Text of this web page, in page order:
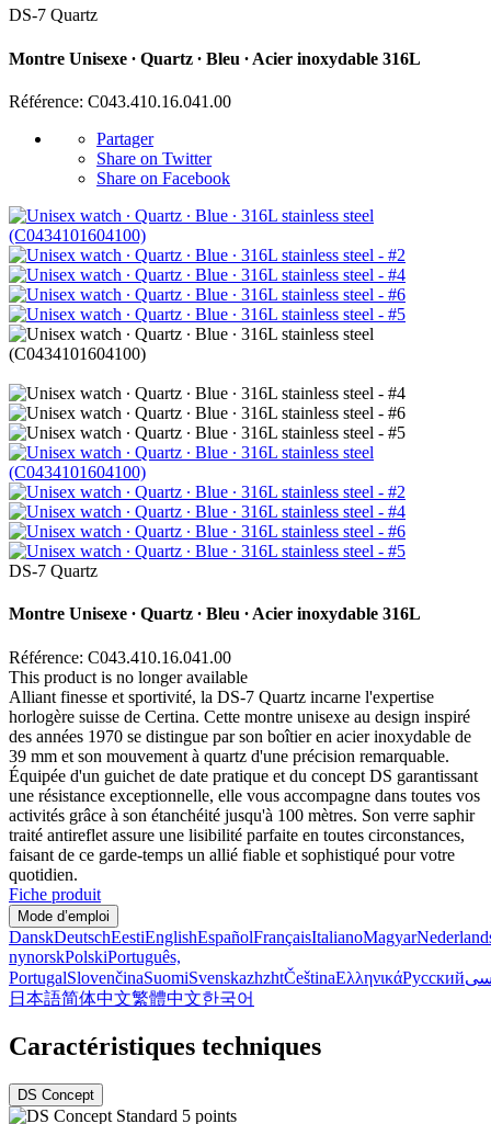
DS-7 Quartz
Montre Unisexe ∙ Quartz ∙ Bleu ∙ Acier inoxydable 316L
Référence: C043.410.16.041.00
Partager
Share on Twitter
Share on Facebook
DS-7 Quartz
Montre Unisexe ∙ Quartz ∙ Bleu ∙ Acier inoxydable 316L
Référence: C043.410.16.041.00
This product is no longer available
Alliant finesse et sportivité, la DS-7 Quartz incarne l'expertise
horlogère suisse de Certina. Cette montre unisexe au design inspiré
des années 1970 se distingue par son boîtier en acier inoxydable de
39 mm et son mouvement à quartz d'une précision remarquable.
Équipée d'un guichet de date pratique et du concept DS garantissant
une résistance exceptionnelle, elle vous accompagne dans toutes vos
activités grâce à son étanchéité jusqu'à 100 mètres. Son verre saphir
traité antireflet assure une lisibilité parfaite en toutes circonstances,
faisant de ce garde-temps un allié fiable et sophistiqué pour votre
quotidien.
Fiche produit
Mode d’emploi
DanskDeutschEestiEnglishEspañolFrançaisItalianoMagyar
nynorskPolskiPortuguês,
PortugalSlovenčinaSuomiSvenskazhzhtČeštinaΕλληνικάРусский
日本語简体中文繁體中文한국어
Caractéristiques techniques
DS Concept